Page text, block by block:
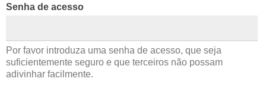
Senha de acesso
Por favor introduza uma senha de acesso, que seja
suficientemente seguro e que terceiros não possam
adivinhar facilmente.